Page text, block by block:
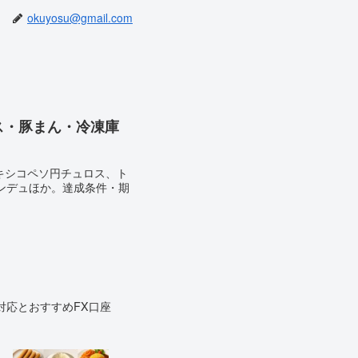
okuyosu@gmail.com
豚まん・冷凍庫
コペソ円チュロス、ト
デュほか。達成条件・期
応とおすすめFX口座